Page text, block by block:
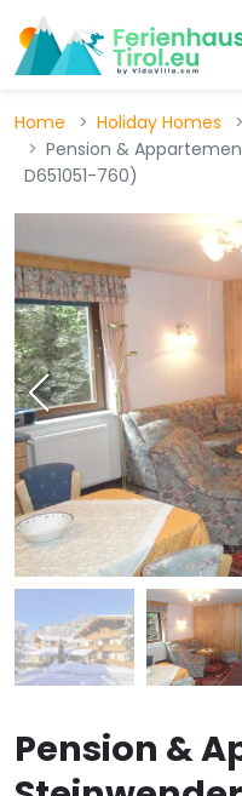
Home Holiday Homes
Pension &
D651051-760)
Pension &